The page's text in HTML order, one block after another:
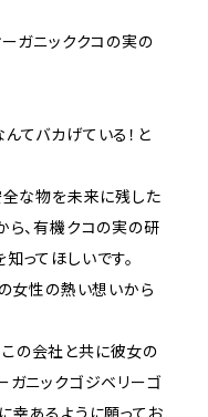
ガニッククコの実の
てバカげている！と
全な物を未来に残した
ら、有機クコの実の研
ってほしいです。
女性の熱い想いから
会社と共に彼女の
ガニックゴジベリーゴ